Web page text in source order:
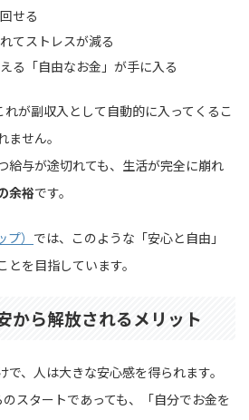
せる
てストレスが減る
る「自由なお金」が手に入る
が副収入として自動的に入ってくるこ
せん。
給与が途切れても、生活が完全に崩れ
余裕です。
） では、このような「安心と自由」
を目指しています。
から解放されるメリット
、人は大きな安心感を得られます。
スタートであっても、「自分でお金を